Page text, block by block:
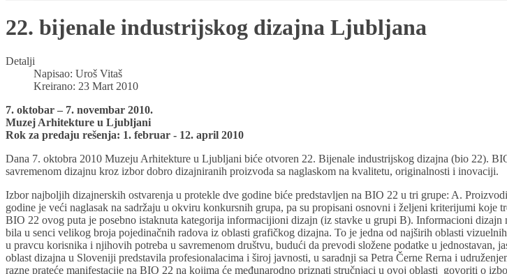
22. bijenale industrijskog dizajna Ljubljana
Detalji
Napisao: Uroš Vitaš
Kreirano: 23 Mart 2010
7. oktobar – 7. novembar 2010.
Muzej Arhitekture u Ljubljani
Rok za predaju rešenja: 1. februar - 12. april 2010
Dana 7. oktobra 2010 Muzeju Arhitekture u Ljubljani biće otvoren 22. Bijenale industrijskog dizajna (bio 22).
savremenom dizajnu kroz izbor dobro dizajniranih proizvoda sa naglaskom na kvalitetu, originalnosti i inovaciji.
Izbor najboljih dizajnerskih ostvarenja u protekle dve godine biće predstavljen na BIO 22 u tri grupe: A.
godine je veći naglasak na sadržaju u okviru konkursnih grupa, pa su propisani osnovni i željeni kriterijumi koje
BIO 22 ovog puta je posebno istaknuta kategorija informacijioni dizajn (iz stavke u grupi B). Informacioni
bila u senci velikog broja pojedinačnih radova iz oblasti grafičkog dizajna. To je jedna od najširih oblasti
u pravcu korisnika i njihovih potreba u savremenom društvu, budući da prevodi složene podatke u jednostavan,
oblast dizajna u Sloveniji predstavila profesionalacima i široj javnosti, u saradnji sa Petra Černe Rerna i
razne prateće manifestacije na BIO 22 na kojima će međunarodno priznati stručnjaci u ovoj oblasti govoriti o